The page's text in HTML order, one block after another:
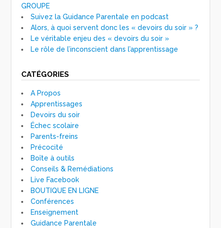
GROUPE
Suivez la Guidance Parentale en podcast
Alors, à quoi servent donc les « devoirs du soir » ?
Le véritable enjeu des « devoirs du soir »
Le rôle de l’inconscient dans l’apprentissage
CATÉGORIES
A Propos
Apprentissages
Devoirs du soir
Échec scolaire
Parents-freins
Précocité
Boîte à outils
Conseils & Remédiations
Live Facebook
BOUTIQUE EN LIGNE
Conférences
Enseignement
Guidance Parentale